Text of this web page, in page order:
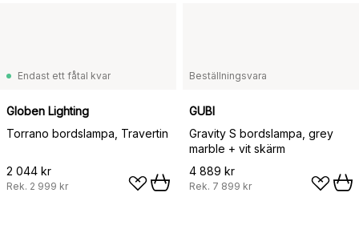
Endast ett fåtal kvar
Globen Lighting
Torrano bordslampa, Travertin
2 044 kr
Rek. 2 999 kr
Beställningsvara
GUBI
Gravity S bordslampa, grey
marble + vit skärm
4 889 kr
Rek. 7 899 kr